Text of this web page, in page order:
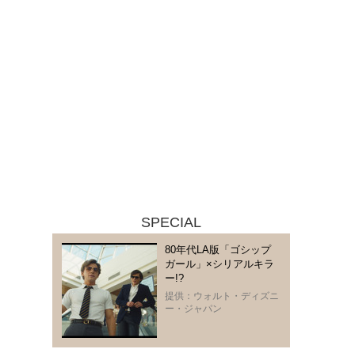
SPECIAL
80年代LA版「ゴシップ
ガール」×シリアルキラ
ー!?
提供：ウォルト・ディズニ
ー・ジャパン